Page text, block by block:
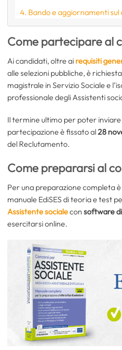
Bando e aggiornamenti sul
Come partecipare al
Ai candidati, oltre ai requisiti
alle selezioni pubbliche, è
magistrale in Servizio Sociale e
professionale degli Assistenti
Il termine ultimo per poter
partecipazione è fissato al28
del Reclutamento.
Come prepararsi al
Per una preparazione completa
manuale EdiSES di teoria e test
Assistente socialecon software
esercitarsi online.